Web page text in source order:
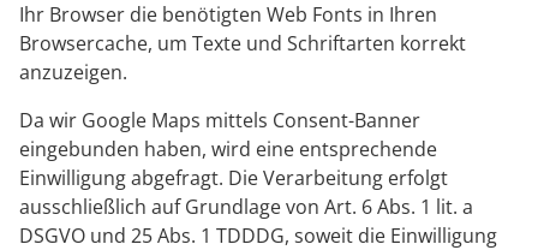
Ihr Browser die benötigten Web Fonts in Ihren
Browsercache, um Texte und Schriftarten korrekt
anzuzeigen.
Da wir Google Maps mittels Consent-Banner
eingebunden haben, wird eine entsprechende
Einwilligung abgefragt. Die Verarbeitung erfolgt
ausschließlich auf Grundlage von Art. 6 Abs. 1 lit. a
DSGVO und 25 Abs. 1 TDDDG, soweit die Einwilligung